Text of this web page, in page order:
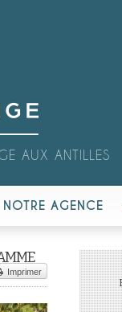
AUX ANTILLES
NOTRE AGENCE
Imprimer